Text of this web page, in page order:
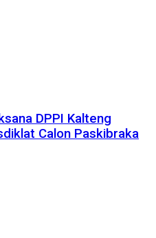
DPPI Kalteng
Calon Paskibraka